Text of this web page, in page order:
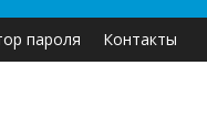
пароля Контакты